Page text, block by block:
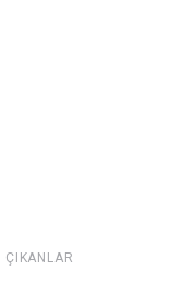
ÇIKANLAR